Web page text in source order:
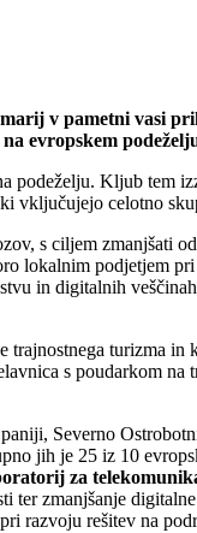
v pametni vasi
evropskem
podeželju. Kljub tem
vključujejo celotno
s ciljem zmanjšati
lokalnim podjetjem
in digitalnih
turizma in
s poudarkom
Severno
jih je 25 iz 10
za
ter zmanjšanje
razvoju rešitev na